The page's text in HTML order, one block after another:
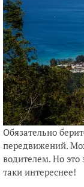
Обязательно
передвижений.
водителем. Но это
таки интереснее!